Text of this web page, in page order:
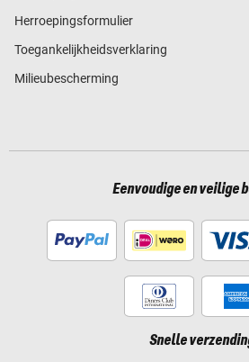
Herroepingsformulier
Toegankelijkheidsverklaring
Milieubescherming
Eenvoudige en veilige
Snelle